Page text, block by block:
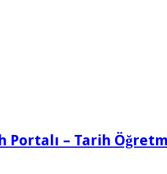
Portalı – Tarih